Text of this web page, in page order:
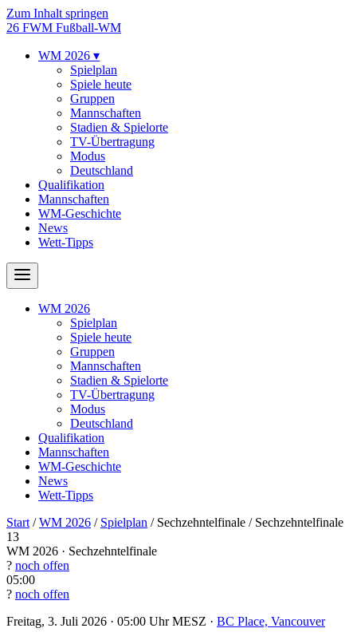
Zum Inhalt springen
26 FWM Fußball-WM
WM 2026 ▾
Spielplan
Spiele heute
Gruppen
Mannschaften
Stadien & Spielorte
TV-Übertragung
Modus
Deutschland
Qualifikation
Mannschaften
WM-Geschichte
News
Wett-Tipps
WM 2026
Spielplan
Spiele heute
Gruppen
Mannschaften
Stadien & Spielorte
TV-Übertragung
Modus
Deutschland
Qualifikation
Mannschaften
WM-Geschichte
News
Wett-Tipps
Start /WM 2026 / Spielplan / Sechzehntelfinale / Sechzehntelfinale
13
WM 2026 · Sechzehntelfinale
? noch offen
05:00
? noch offen
Freitag, 3. Juli 2026 · 05:00 Uhr MESZ · BC Place, Vancouver